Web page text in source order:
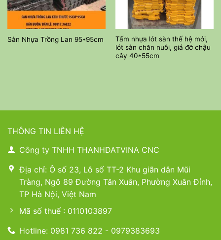
Sàn Nhựa Trồng Lan 95*95cm
Tấm nhựa lót sàn thế hệ mới,
lót sàn chăn nuôi, giá đỡ chậu
cây 40*55cm
THÔNG TIN LIÊN HỆ
Công ty TNHH THANHDATVINA CNC
Địa chỉ: Ô số 23, Lô số TT-2 Khu giãn dân Mũi
Tràng, Ngõ 89 Đường Tân Xuân, Phường Xuân Đỉnh,
TP Hà Nội, Việt Nam
Mã số thuế : 0110103897
Hotline: 0981 736 822 - 0979383693